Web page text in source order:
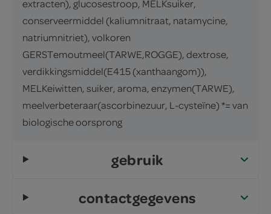
extracten), glucosestroop, MELKsuiker,
conserveermiddel (kaliumnitraat, natamycine,
natriumnitriet), volkoren
GERSTemoutmeel(TARWE,ROGGE), dextrose,
verdikkingsmiddel(E415 (xanthaangom)),
MELKeiwitten, suiker, aroma, enzymen(TARWE),
meelverbeteraar(ascorbinezuur, L-cysteïne) *= van
biologische oorsprong
gebruik
contactgegevens